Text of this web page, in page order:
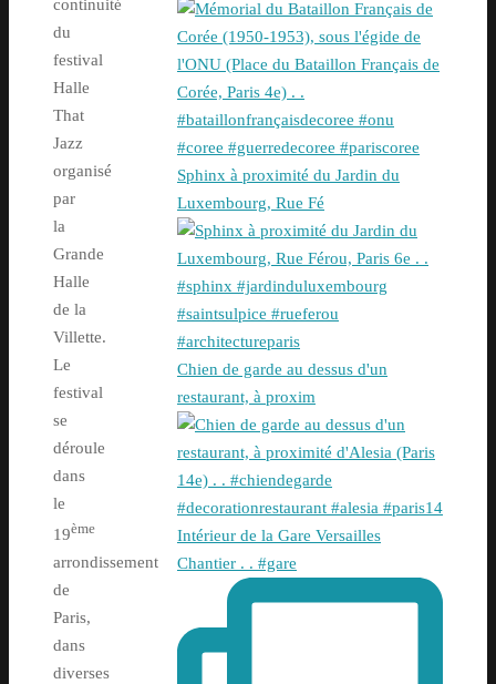
continuité
du
festival
Halle
That
Jazz
organisé
par
la
Grande
Halle
de la
Villette.
Le
festival
se
déroule
dans
le
19ème
arrondissement
de
Paris,
dans
diverses
Sphinx à proximité du Jardin du
Luxembourg, Rue Fé
Chien de garde au dessus d'un
restaurant, à proxim
Intérieur de la Gare Versailles
Chantier . . #gare